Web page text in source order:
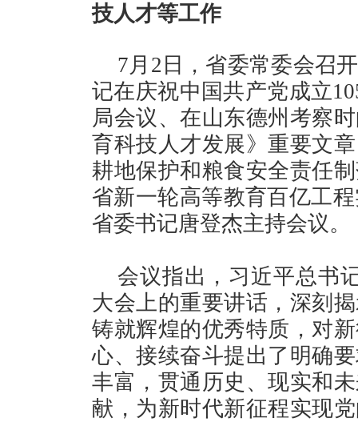
技人才等工作
7月2日，省委常委会召
记在庆祝中国共产党成立
局会议、在山东德州考察
育科技人才发展》重要文
耕地保护和粮食安全责任
省新一轮高等教育百亿工
省委书记唐登杰主持会议。
会议指出，习近平总书
大会上的重要讲话，深刻
铸就辉煌的优秀特质，对
心、接续奋斗提出了明确
丰富，贯通历史、现实和
献，为新时代新征程实现